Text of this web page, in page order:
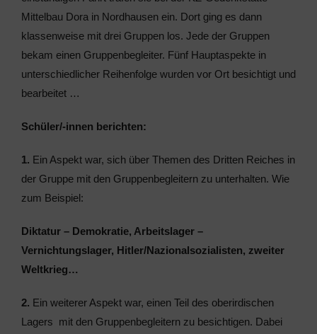
Mittelbau Dora in Nordhausen ein. Dort ging es dann
klassenweise mit drei Gruppen los. Jede der Gruppen
bekam einen Gruppenbegleiter. Fünf Hauptaspekte in
unterschiedlicher Reihenfolge wurden vor Ort besichtigt und
bearbeitet …
Schüler/-innen berichten:
1. Ein Aspekt war, sich über Themen des Dritten Reiches in
der Gruppe mit den Gruppenbegleitern zu unterhalten. Wie
zum Beispiel:
Diktatur – Demokratie, Arbeitslager –
Vernichtungslager, Hitler/Nazionalsozialisten, zweiter
Weltkrieg…
2. Ein weiterer Aspekt war, einen Teil des oberirdischen
Lagers mit den Gruppenbegleitern zu besichtigen. Dabei